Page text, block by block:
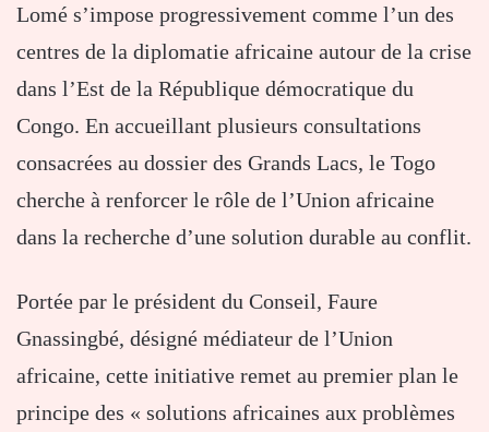
Lomé s’impose progressivement comme l’un des
centres de la diplomatie africaine autour de la crise
dans l’Est de la République démocratique du
Congo. En accueillant plusieurs consultations
consacrées au dossier des Grands Lacs, le Togo
cherche à renforcer le rôle de l’Union africaine
dans la recherche d’une solution durable au conflit.
Portée par le président du Conseil, Faure
Gnassingbé, désigné médiateur de l’Union
africaine, cette initiative remet au premier plan le
principe des « solutions africaines aux problèmes